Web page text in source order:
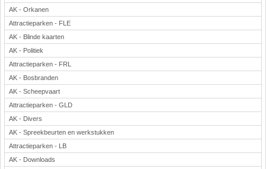
AK - Orkanen
Attractieparken - FLE
AK - Blinde kaarten
AK - Politiek
Attractieparken - FRL
AK - Bosbranden
AK - Scheepvaart
Attractieparken - GLD
AK - Divers
AK - Spreekbeurten en werkstukken
Attractieparken - LB
AK - Downloads